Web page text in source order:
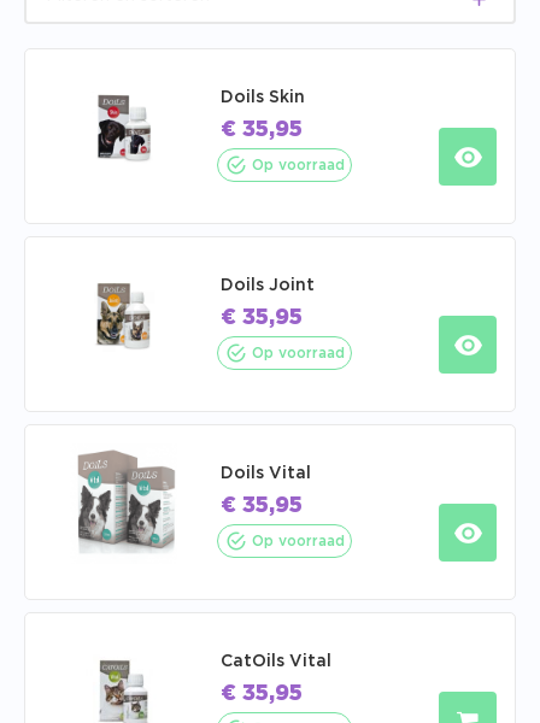
Doils Skin
€ 35,95
Op voorraad
Doils Joint
€ 35,95
Op voorraad
Doils Vital
€ 35,95
Op voorraad
CatOils Vital
€ 35,95